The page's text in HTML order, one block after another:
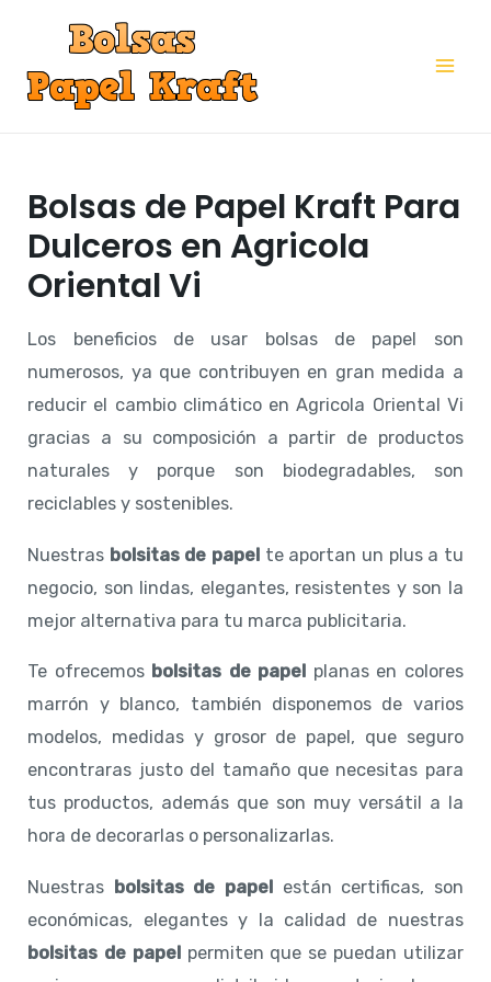
contenido
Bolsas de Papel Kraft Para
Dulceros en Agricola
Oriental Vi
Los beneficios de usar bolsas de papel son
numerosos, ya que contribuyen en gran medida a
reducir el cambio climático en Agricola Oriental Vi
gracias a su composición a partir de productos
naturales y porque son biodegradables, son
reciclables y sostenibles.
Nuestras bolsitas de papel te aportan un plus a tu
negocio, son lindas, elegantes, resistentes y son la
mejor alternativa para tu marca publicitaria.
Te ofrecemos bolsitas de papel planas en colores
marrón y blanco, también disponemos de varios
modelos, medidas y grosor de papel, que seguro
encontraras justo del tamaño que necesitas para
tus productos, además que son muy versátil a la
hora de decorarlas o personalizarlas.
Nuestras bolsitas de papel están certificas, son
económicas, elegantes y la calidad de nuestras
bolsitas de papelpermiten que se puedan utilizar